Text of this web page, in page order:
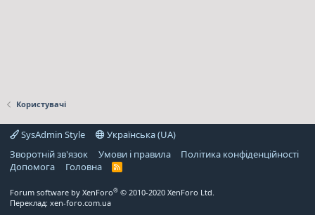
Користувачі
SysAdmin Style
Українська (UA)
Зворотній зв'язок
Умови і правила
Політика конфіденційності
Дoпoмoга
Головна
R
Forum software by XenForo® © 2010-2020 XenForo Ltd.
Переклад: xen-foro.com.ua